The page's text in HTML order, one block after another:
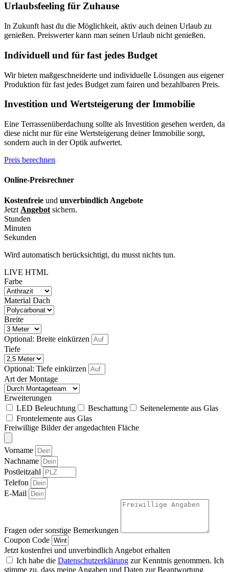
Urlaubsfeeling für Zuhause
In Zukunft hast du die Möglichkeit, aktiv auch deinen Urlaub zu
genießen. Preiswerter kann man seinen Urlaub nicht genießen.
Individuell und für fast jedes Budget
Wir bieten maßgeschneiderte und individuelle Lösungen aus eigener
Produktion für fast jedes Budget zum fairen und bezahlbaren Preis.
Investition und Wertsteigerung der Immobilie
Eine Terrassenüberdachung sollte als Investition gesehen werden, da
diese nicht nur für eine Wertsteigerung deiner Immobilie sorgt,
sondern auch in der Optik aufwertet.
Preis berechnen
Online-Preisrechner
Kostenfreie und unverbindlich Angebote
Jetzt Angebot sichern.
Stunden
Minuten
Sekunden
Wird automatisch berücksichtigt, du musst nichts tun.
LIVE HTML
Farbe
Material Dach
Breite
Optional: Breite einkürzen
Tiefe
Optional: Tiefe einkürzen
Art der Montage
Erweiterungen
LED Beleuchtung
Beschattung
Seitenelemente aus Glas
Frontelemente aus Glas
Freiwillige Bilder der angedachten Fläche
Vorname
Nachname
Postleitzahl
Telefon
E-Mail
Fragen oder sonstige Bemerkungen
Coupon Code
Jetzt kostenfrei und unverbindlich Angebot erhalten
Ich habe die Datenschutzerklärung zur Kenntnis genommen. Ich
stimme zu, dass meine Angaben und Daten zur Beantwortung